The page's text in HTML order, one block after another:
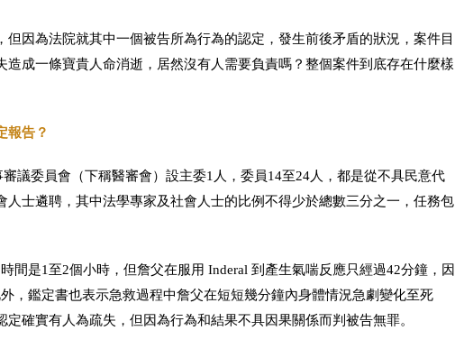
因為法院就其中一個被告所為行為的認定，發生前後矛盾的狀況，案件目
成一條寶貴人命消逝，居然沒有人需要負責嗎？整個案件到底存在什麼樣
報告？
議委員會（下稱醫審會）設主委1人，委員14至24人，都是從不具民意代
士遴聘，其中法學專家及社會人士的比例不得少於總數三分之一，任務包
間是1至2個小時，但詹父在服用 Inderal 到產生氣喘反應只經過42分鐘，因
，鑑定書也表示急救過程中詹父在短短幾分鐘內身體情況急劇變化至死
確實有人為疏失，但因為行為和結果不具因果關係而判被告無罪。